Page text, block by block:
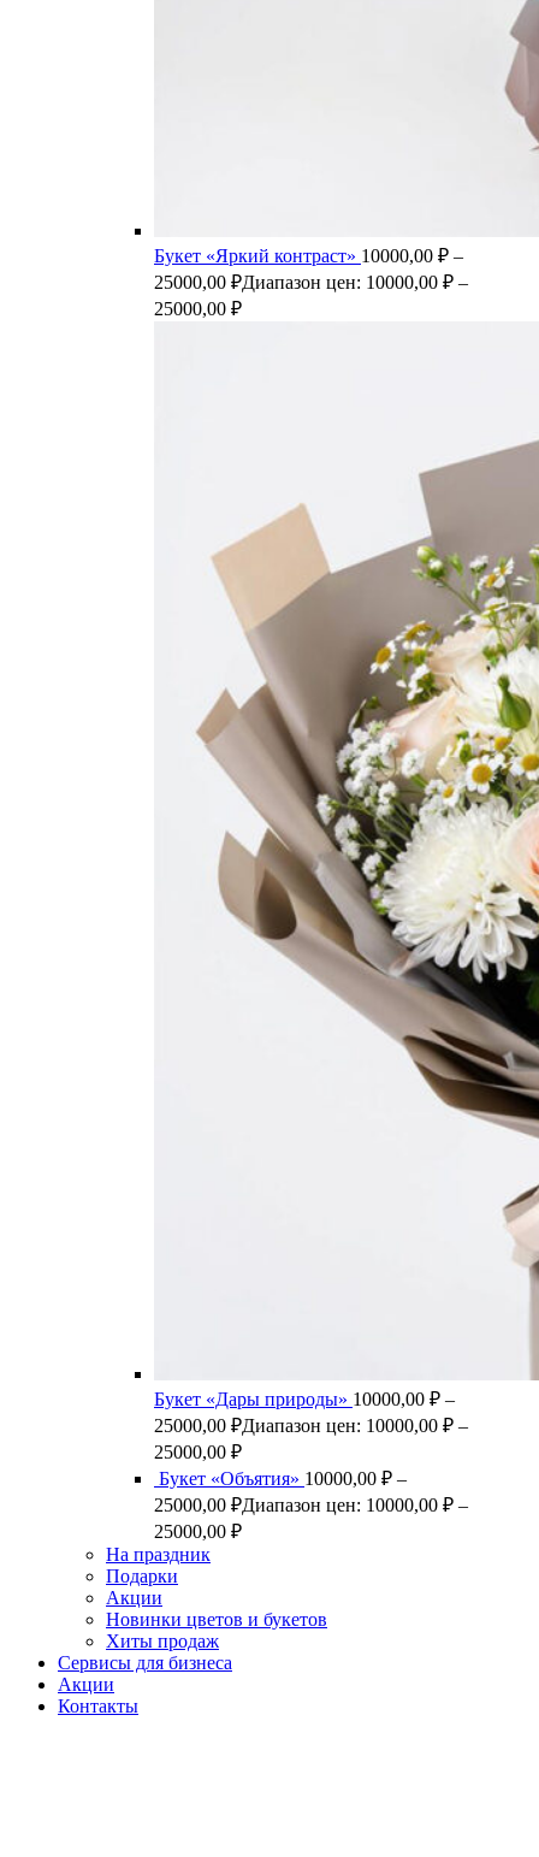
Букет «Яркий контраст» 10000,00 ₽ –
25000,00 ₽Диапазон цен: 10000,00 ₽ –
25000,00 ₽
Букет «Дары природы» 10000,00 ₽ –
25000,00 ₽Диапазон цен: 10000,00 ₽ –
25000,00 ₽
Букет «Объятия» 10000,00 ₽ –
25000,00 ₽Диапазон цен: 10000,00 ₽ –
25000,00 ₽
На праздник
Подарки
Акции
Новинки цветов и букетов
Хиты продаж
Cервисы для бизнеса
Акции
Контакты